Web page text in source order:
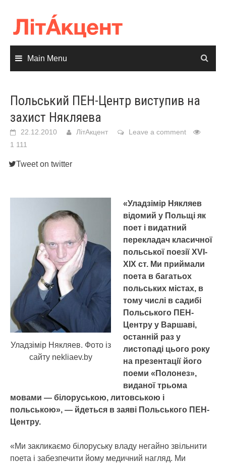
content
Main Menu
Польський ПЕН-Центр виступив на
захист Някляева
22.12.2010 ЛітАкцент
Leave a comment
1 111
Tweet on twitter
Уладзімір Някляев. Фото із
сайту nekliaev.by
«Уладзімір Някляев
відомий у Польщі як
поет і видатний
перекладач класичної
польської поезії XVI-
XIX ст. Ми приймали
поета в багатьох
польських містах, в
тому числі в садибі
Польського ПЕН-
Центру у Варшаві,
останній раз у
листопаді цього року
на презентації його
поеми «Полонез»,
виданої трьома
мовами — білоруською, литовською і
польською», — йдеться в заяві Польського ПЕН-
Центру.
«Ми закликаємо білоруську владу негайно звільнити
поета і забезпечити йому медичний нагляд. Ми